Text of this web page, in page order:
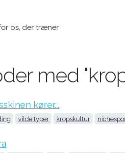
os, der træner
med
kører...
vilde typer kropskultur